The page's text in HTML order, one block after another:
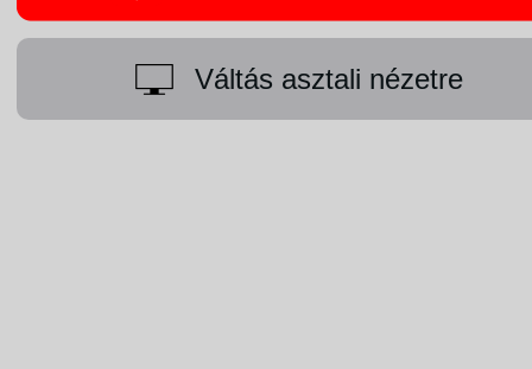
Váltás asztali nézetre